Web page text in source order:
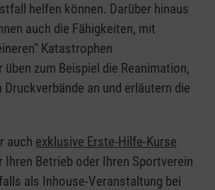
helfen können. Darüber hinaus
auch die Fähigkeiten, mit
Katastrophen
üben zum Beispiel die Reanimation,
Druckverbände an und erläutern die
auch exklusive Erste-Hilfe-Kurse
Ihren Betrieb oder Ihren Sportverein
als Inhouse-Veranstaltung bei